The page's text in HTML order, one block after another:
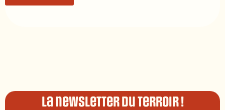
La newsletter du terroir !